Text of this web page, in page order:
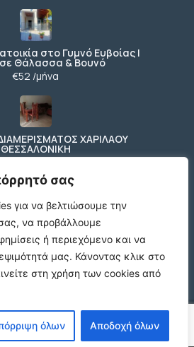
σας
για να βελτιώσουμε την
να προβάλλουμε
ή περιεχόμενο και να
μας. Κάνοντας κλικ στο
στη χρήση των cookies από
όλων Αποδοχή όλων
στο Γυμνό Ευβοίας |
Θάλασσα & Βουνό
€52 /μήνα
ΧΑΡΙΛΑΟΥ
ΘΕΣΣΑΛΟΝΙΚΗ
Μ480 καταστημα στον
Ευοσμο
€500 /μήνα
All rights reserved.